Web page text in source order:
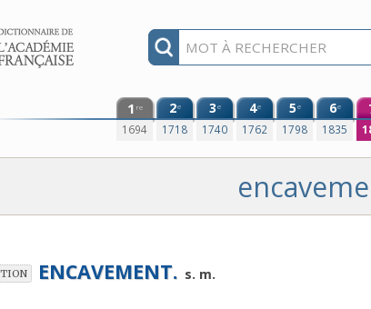
contenu
1 re
1694
2e
1718
3e
1740
4e
1762
5e
1798
6e
1835
ENCAVEMENT. s. m.